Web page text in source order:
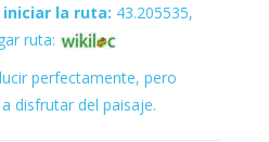
iniciar la ruta: 43.205535,
ruta:
perfectamente, pero
disfrutar del paisaje.